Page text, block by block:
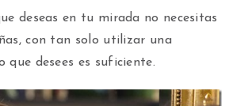
deseas en tu mirada no necesitas
con tan solo utilizar una
que desees es suficiente.